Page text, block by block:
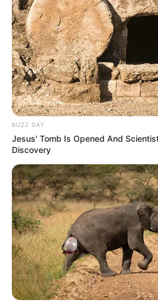
und Planeten, die mit
dargestellt werden.
arium-wolfsburg.de.
Tierpark Essehof in Lehre
Tierpark Essehof ist ein
(Niedersachsen). Das 10
liegt etwa 15 Kilometer von
(unmittelbar an der A2). Die
(Braunschweig-Ost) ist 3,8
Park ist ab der Hauptstraße
ausgeschildert und es
zur Verfügung.
Im Eingangsbereich des
Gewässerlehrpfad mit fünf
Eichenbrücke und einer
einen Einblick unter die
Im ganzjährig geöffneten
verschiedene einheimische
Uhus und Damwild sowie
(Rinder, Toggenburger
Zwerg- und Zamorano-
BUZZ DAY
Jesus' Tomb Is Opened And
Discovery